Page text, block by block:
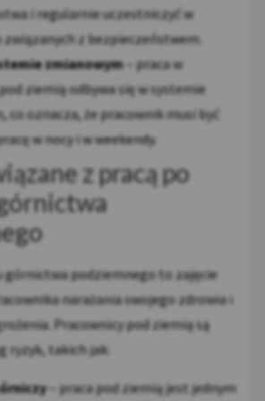
i regularnie uczestniczyć w
z bezpieczeństwem.
zmianowym– praca w
ziemią odbywa się w systemie
co oznacza, że pracownik musi być
w nocy i w weekendy.
z pracą po
górnictwa podziemnego to zajęcie
narażania swojego zdrowia i
Pracownicy pod ziemią są
ryzyk, takich jak:
– praca pod ziemią jest jednym